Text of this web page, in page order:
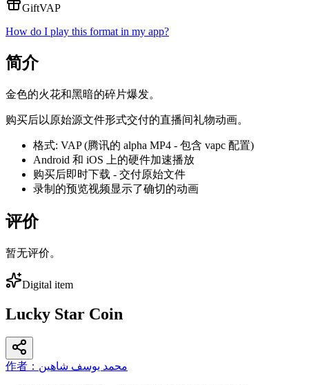
GiftVAP
How do I play this format in my app?
简介
金色的火花和黑暗的碎片爆发。
购买后以原始源文件形式交付的直播间礼物动画。
格式: VAP (腾讯的 alpha MP4 - 包含 vapc 配置)
Android 和 iOS 上的硬件加速播放
购买后即时下载 - 交付原始文件
录制的预览视频显示了确切的动画
评价
暂无评价。
Digital item
Lucky Star Coin
作者：محمد يوسف شاهين